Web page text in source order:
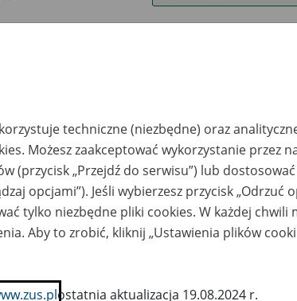
przesyłać poprzezformularz
Miejsce
przechowywania
dokumentów
Nr zespołu akt w
archiwum
państwowym
Daty
Regionalny Związek
Spółdzielni Produkcji
37 05;
http:/www.rzspr.pl, e-
techniczne (niezbędne) oraz
Możesz zaakceptować wykorzystanie przez
(przycisk „Przejdź do serwisu”) lub
opcjami”). Jeśli wybierzesz przycisk „Odrzuć
tylko niezbędne pliki cookies. W każdej chwili
Aby to zrobić, kliknij „Ustawienia plików
ostatnia aktualizacja 19.08.2024 r.